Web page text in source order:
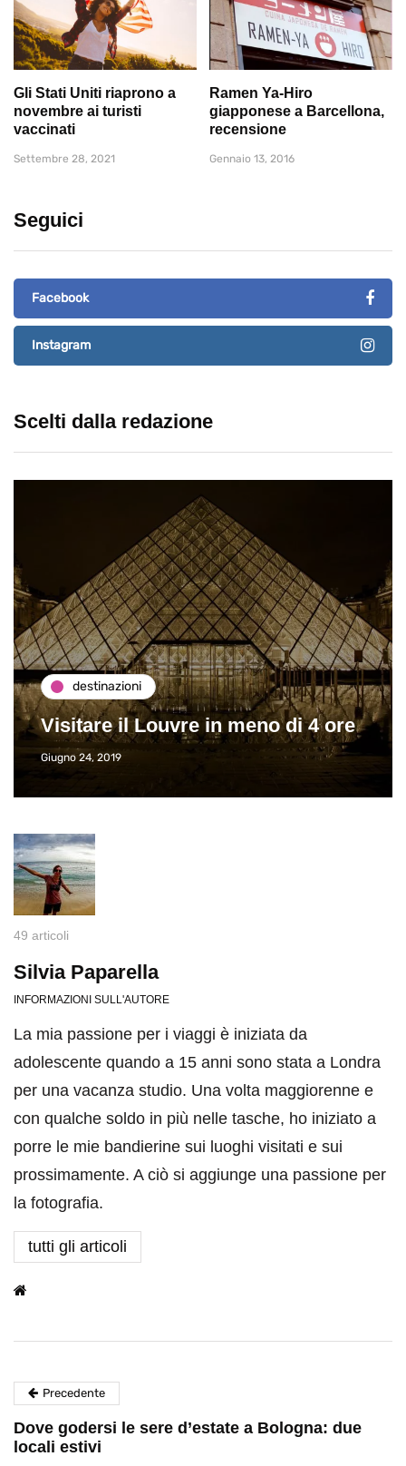
Gli Stati Uniti riaprono a
novembre ai turisti
vaccinati
Settembre 28, 2021
Ramen Ya-Hiro
giapponese a Barcellona,
recensione
Gennaio 13, 2016
Seguici
Facebook
Instagram
Scelti dalla redazione
destinazioni
Visitare il Louvre in meno di 4 ore
Giugno 24, 2019
49 articoli
Silvia Paparella
INFORMAZIONI SULL'AUTORE
La mia passione per i viaggi è iniziata da
adolescente quando a 15 anni sono stata a Londra
per una vacanza studio. Una volta maggiorenne e
con qualche soldo in più nelle tasche, ho iniziato a
porre le mie bandierine sui luoghi visitati e sui
prossimamente. A ciò si aggiunge una passione per
la fotografia.
tutti gli articoli
Precedente
Dove godersi le sere d’estate a Bologna: due
locali estivi